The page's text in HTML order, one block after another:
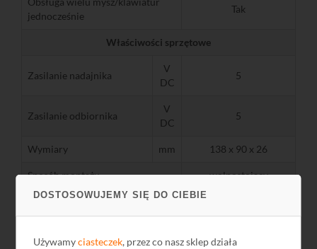
DOSTOSOWUJEMY SIĘ DO CIEBIE
Używamyciasteczek, przez co nasz sklep działa
jednocześnie
Tak
Właściwości sprzętowe
Zasilanie nadajnika
V
DC
5
Zasilanie odbiornika
V
DC
5
Wymiary mm 138 x 90 x 26
Sposób montażu wolnostojący
Certyfikaty
Zawartość opakowania
Odbiornik HDMI,